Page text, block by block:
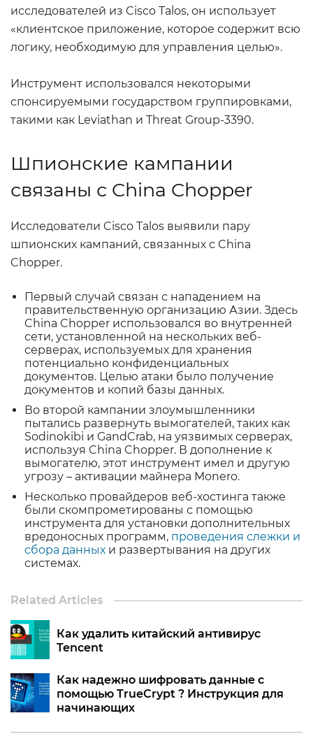
исследователей из Cisco Talos, он использует
«клиентское приложение, которое содержит всю
логику, необходимую для управления целью».
Инструмент использовался некоторыми
спонсируемыми государством группировками,
такими как Leviathan и Threat Group-3390.
Шпионские кампании
связаны с China Chopper
Исследователи Cisco Talos выявили пару
шпионских кампаний, связанных с China
Chopper.
Первый случай связан с нападением на
правительственную организацию Азии. Здесь
China Chopper использовался во внутренней
сети, установленной на нескольких веб-
серверах, используемых для хранения
потенциально конфиденциальных
документов. Целью атаки было получение
документов и копий базы данных.
Во второй кампании злоумышленники
пытались развернуть вымогателей, таких как
Sodinokibi и GandCrab, на уязвимых серверах,
используя China Chopper. В дополнение к
вымогателю, этот инструмент имел и другую
угрозу – активации майнера Monero.
Несколько провайдеров веб-хостинга также
были скомпрометированы с помощью
инструмента для установки дополнительных
вредоносных программ, проведения слежки и
сбора данных и развертывания на других
системах.
Related Articles
Как удалить китайский антивирус
Tencent
Как надежно шифровать данные c
помощью TrueСrypt ? Инструкция для
начинающих